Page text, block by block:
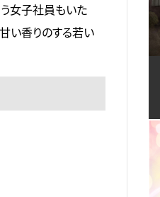
う女子社員もいた
い香りのする若い